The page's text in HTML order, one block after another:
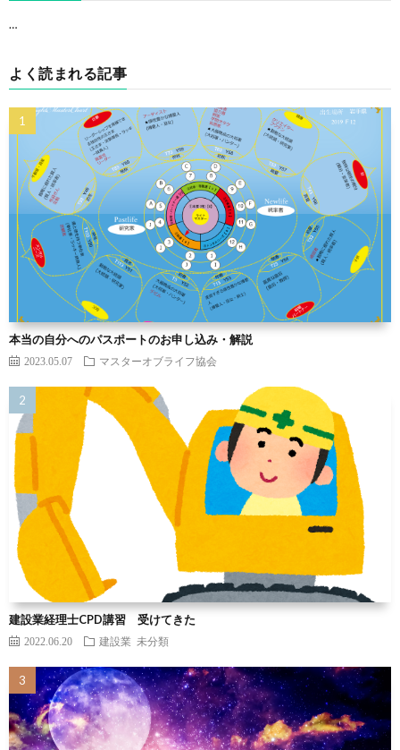
…
よく読まれる記事
本当の自分へのパスポートのお申し込み・解説
2023.05.07 マスターオブライフ協会
建設業経理士CPD講習 受けてきた
2022.06.20 建設業 未分類